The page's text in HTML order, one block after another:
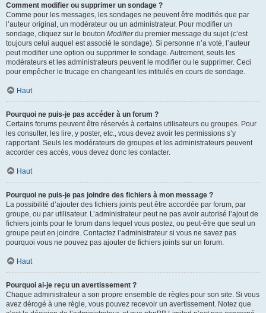
Comment modifier ou supprimer un sondage ?
Comme pour les messages, les sondages ne peuvent être modifiés que par
l’auteur original, un modérateur ou un administrateur. Pour modifier un
sondage, cliquez sur le bouton Modifierdu premier message du sujet (c’est
toujours celui auquel est associé le sondage). Si personne n’a voté, l’auteur
peut modifier une option ou supprimer le sondage. Autrement, seuls les
modérateurs et les administrateurs peuvent le modifier ou le supprimer. Ceci
pour empêcher le trucage en changeant les intitulés en cours de sondage.
Haut
Pourquoi ne puis-je pas accéder à un forum ?
Certains forums peuvent être réservés à certains utilisateurs ou groupes. Pour
les consulter, les lire, y poster, etc., vous devez avoir les permissions s’y
rapportant. Seuls les modérateurs de groupes et les administrateurs peuvent
accorder ces accès, vous devez donc les contacter.
Haut
Pourquoi ne puis-je pas joindre des fichiers à mon message ?
La possibilité d’ajouter des fichiers joints peut être accordée par forum, par
groupe, ou par utilisateur. L’administrateur peut ne pas avoir autorisé l’ajout de
fichiers joints pour le forum dans lequel vous postez, ou peut-être que seul un
groupe peut en joindre. Contactez l’administrateur si vous ne savez pas
pourquoi vous ne pouvez pas ajouter de fichiers joints sur un forum.
Haut
Pourquoi ai-je reçu un avertissement ?
Chaque administrateur a son propre ensemble de règles pour son site. Si vous
avez dérogé à une règle, vous pouvez recevoir un avertissement. Notez que